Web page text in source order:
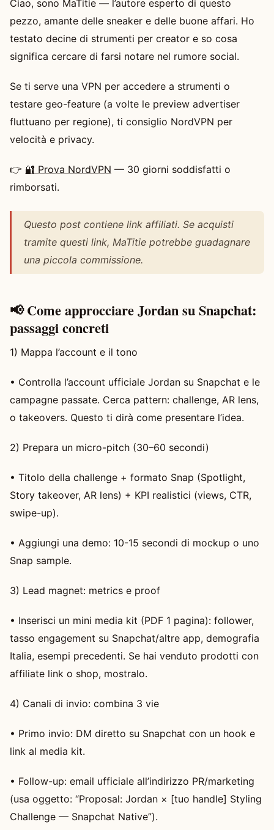
Ciao, sono MaTitie — l’autore esperto di questo
pezzo, amante delle sneaker e delle buone affari. Ho
testato decine di strumenti per creator e so cosa
significa cercare di farsi notare nel rumore social.
Se ti serve una VPN per accedere a strumenti o
testare geo-feature (a volte le preview advertiser
fluttuano per regione), ti consiglio NordVPN per
velocità e privacy.
👉 🔐 Prova NordVPN — 30 giorni soddisfatti o
rimborsati.
Questo post contiene link affiliati. Se acquisti
tramite questi link, MaTitie potrebbe guadagnare
una piccola commissione.
📢 Come approcciare Jordan su Snapchat:
passaggi concreti
1) Mappa l’account e il tono
• Controlla l’account ufficiale Jordan su Snapchat e le
campagne passate. Cerca pattern: challenge, AR lens,
o takeovers. Questo ti dirà come presentare l’idea.
2) Prepara un micro-pitch (30–60 secondi)
• Titolo della challenge + formato Snap (Spotlight,
Story takeover, AR lens) + KPI realistici (views, CTR,
swipe-up).
• Aggiungi una demo: 10-15 secondi di mockup o uno
Snap sample.
3) Lead magnet: metrics e proof
• Inserisci un mini media kit (PDF 1 pagina): follower,
tasso engagement su Snapchat/altre app, demografia
Italia, esempi precedenti. Se hai venduto prodotti con
affiliate link o shop, mostralo.
4) Canali di invio: combina 3 vie
• Primo invio: DM diretto su Snapchat con un hook e
link al media kit.
• Follow-up: email ufficiale all’indirizzo PR/marketing
(usa oggetto: “Proposal: Jordan × [tuo handle] Styling
Challenge — Snapchat Native”).